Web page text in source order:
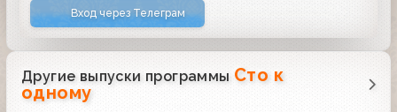
Вход через Телеграм
Другие выпуски программы Сто к
одному